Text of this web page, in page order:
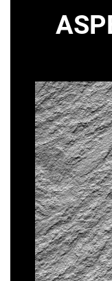
GRANITÉ
–
Minéral